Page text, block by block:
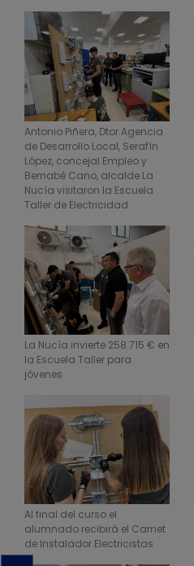
Antonio Piñera, Dtor.Agencia
de Desarrollo Local, Serafín
López, concejal Empleo y
Bernabé Cano, alcalde La
Nucía visitaron la Escuela
Taller de Electricidad
La Nucía invierte 258.715 € en
la Escuela Taller para
jóvenes
Al final del curso el
alumnado recibirá el Carnet
de Instalador Electricistas